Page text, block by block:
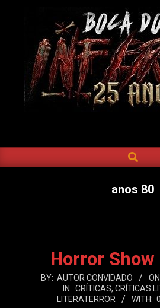
DO
INFERNO
Navigation
SEARCH
anos 80
Horror
2020-
BY: AUTOR CONVIDADO
IN: CRÍTICAS, CRÍTICAS
LITERATERROR
WITH: